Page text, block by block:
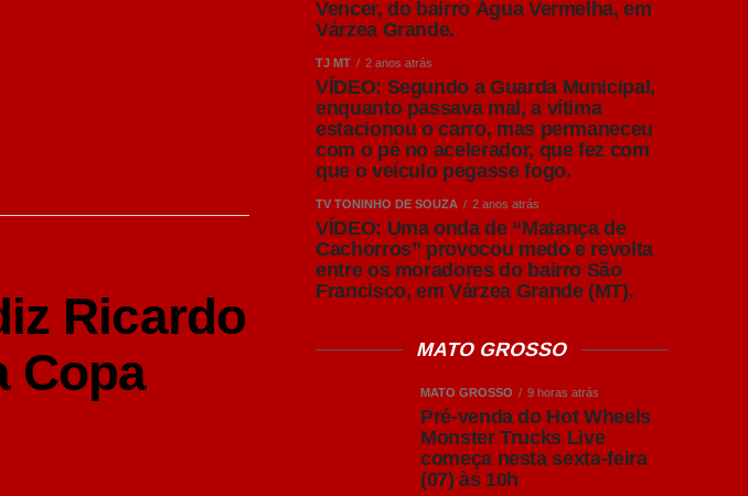
Ricardo
Copa
Vencer, do bairro Água Vermelha, em
Várzea Grande.
TJ MT 2 anos atrás
VÍDEO: Segundo a Guarda Municipal,
enquanto passava mal, a vítima
estacionou o carro, mas permaneceu
com o pé no acelerador, que fez com
que o veículo pegasse fogo.
TV TONINHO DE SOUZA 2 anos atrás
VÍDEO: Uma onda de “Matança de
Cachorros” provocou medo e revolta
entre os moradores do bairro São
Francisco, em Várzea Grande (MT).
MATO GROSSO
MATO GROSSO 9 horas atrás
Pré-venda do Hot Wheels
Monster Trucks Live
começa nesta sexta-feira
(07) às 10h